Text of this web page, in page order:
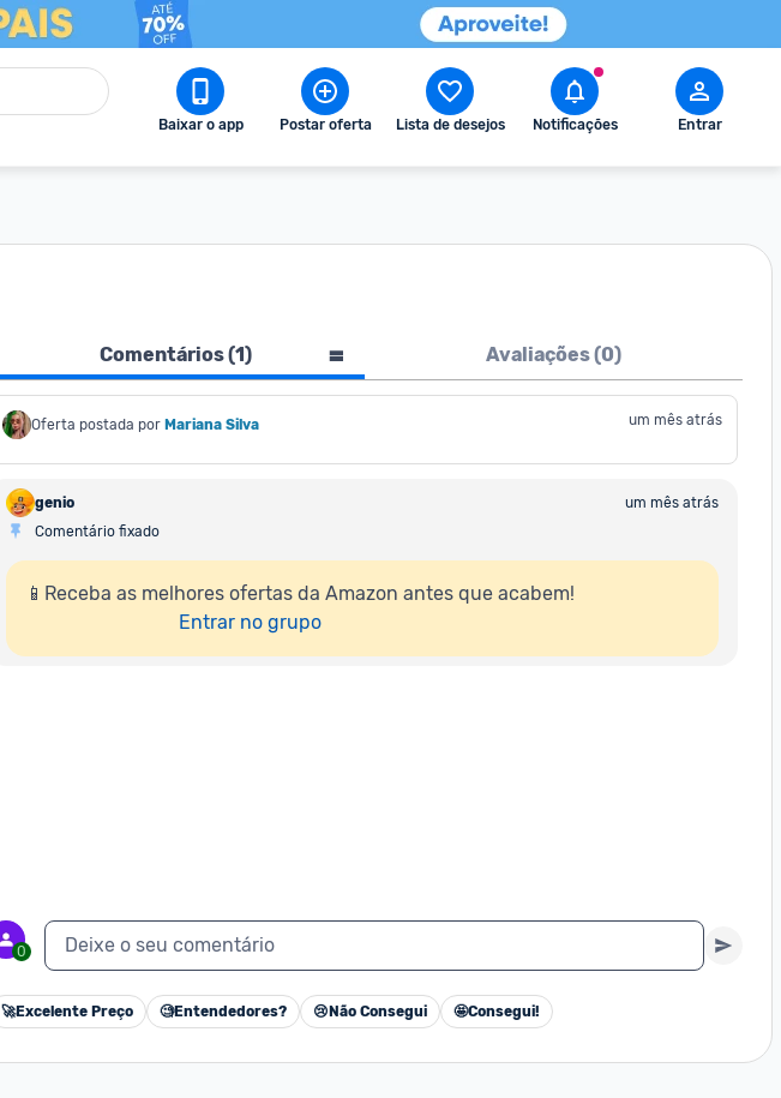
Baixar o app Postar oferta Lista de desejos Notificações Entrar
Comentários (1) Avaliações (0)
Oferta postada por Mariana Silva um mês atrás
genio
um mês atrás
Comentário fixado
📱Receba as melhores ofertas da Amazon antes que acabem!
Entrar no grupo
0 Deixe o seu comentário
🚀Excelente Preço 🧐Entendedores? 😢 Não Consegui 🤩Consegui!